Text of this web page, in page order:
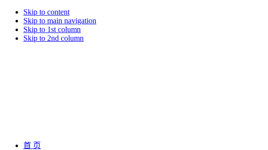
Skip to content
Skip to main navigation
Skip to 1st column
Skip to 2nd column
首 页